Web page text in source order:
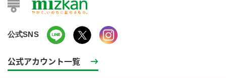
公式SNS
公式アカウント一覧